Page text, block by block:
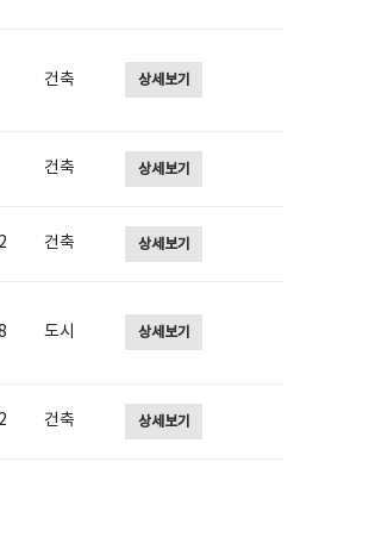
건축 상세보기
건축 상세보기
건축 상세보기
도시 상세보기
건축 상세보기